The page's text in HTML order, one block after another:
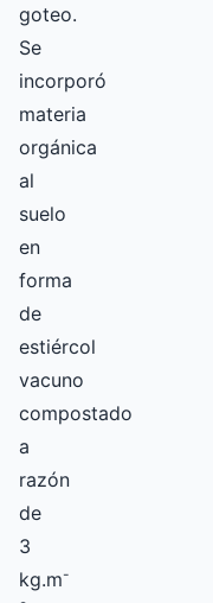
goteo.
Se
incorporó
materia
orgánica
al
suelo
en
forma
de
estiércol
vacuno
compostado
a
razón
de
3
kg.m-